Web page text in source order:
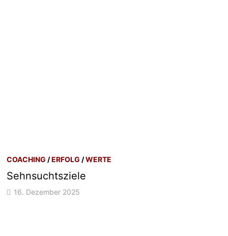
COACHING /ERFOLG /WERTE
Sehnsuchtsziele
16. Dezember 2025